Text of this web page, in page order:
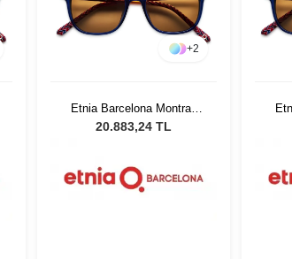
+2
Etnia Barcelona Montras
Sun BLHV 53
20.883,24 TL